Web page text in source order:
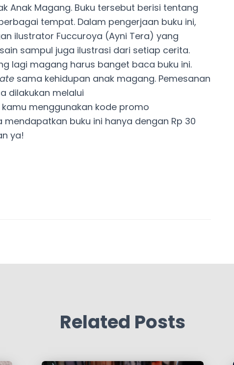
Anak Magang. Buku tersebut berisi tentang
tempat. Dalam pengerjaan buku ini,
ilustrator Fuccuroya (Ayni Tera) yang
sampul juga ilustrasi dari setiap cerita.
lagi magang harus banget baca buku ini.
sama kehidupan anak magang. Pemesanan
dilakukan melalui
menggunakan kode promo
mendapatkan buku ini hanya dengan Rp 30
ya!
Related Posts